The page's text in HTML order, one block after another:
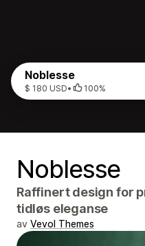
Noblesse
$ 180 USD• 100%
Noblesse
Raffinert design for
tidløs eleganse
av Vevol Themes